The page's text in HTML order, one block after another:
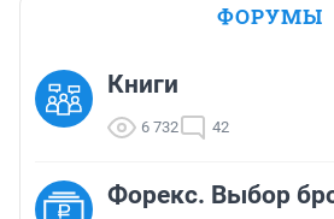
ФОРУМЫ
Книги
6 732 42
Форекс. Выбор